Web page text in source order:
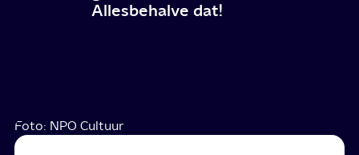
Allesbehalve dat!
Foto: NPO Cultuur